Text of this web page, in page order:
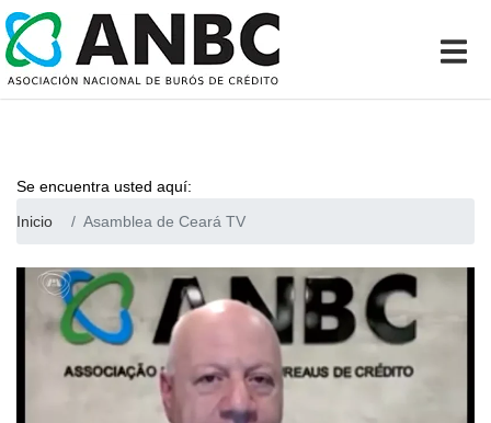
Se encuentra usted aquí:
Inicio
Asamblea de Ceará TV